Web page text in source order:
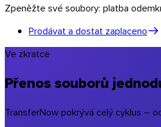
Zpeněžte své soubory: platba
Prodávat a dostat zaplaceno
Ve zkratce
Přenos souborů
TransferNow pokrývá celý cyklus –